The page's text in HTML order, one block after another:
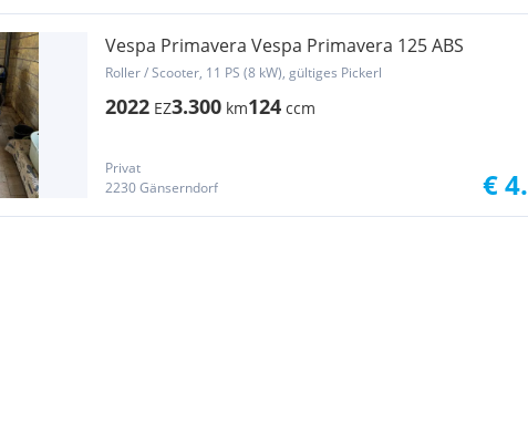
Vespa Primavera Vespa Primavera 125 ABS
Roller / Scooter, 11 PS (8 kW), gültiges Pickerl
2022 EZ3.300 km124 ccm
Privat
2230 Gänserndorf
€